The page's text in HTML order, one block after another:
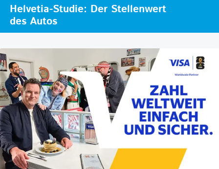
Helvetia-Studie: Der Stellenwert
des Autos